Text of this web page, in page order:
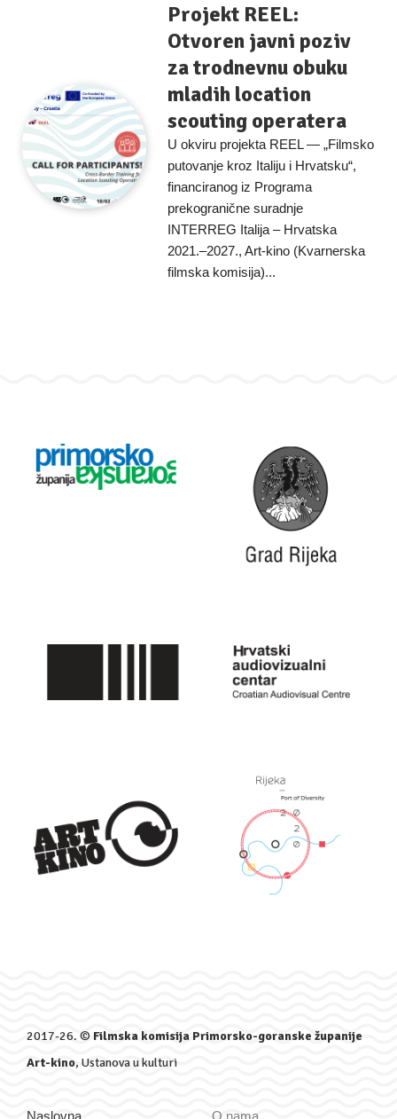
Projekt REEL:
Otvoren javni poziv
za trodnevnu obuku
mladih location
scouting operatera
U okviru projekta REEL — „Filmsko
putovanje kroz Italiju i Hrvatsku“,
financiranog iz Programa
prekogranične suradnje
INTERREG Italija – Hrvatska
2021.–2027., Art-kino (Kvarnerska
filmska komisija)...
2017-26. © Filmska komisija Primorsko-goranske županije
Art-kino, Ustanova u kulturi
Naslovna O nama